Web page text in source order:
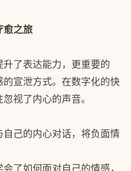
愈之旅
了表达能力，更重要的
宣泄方式。在数字化的快
视了内心的声音。
己的内心对话，将负面情
了如何面对自己的情感，